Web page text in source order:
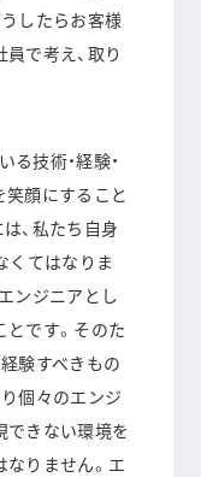
したらお客様
で考え、取り
技術・経験・
顔にすること
、私たち自身
くてはなりま
ンジニアとし
です。そのた
験すべきもの
個々のエンジ
きない環境を
りません。エ